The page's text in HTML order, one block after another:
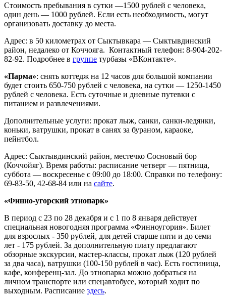
Стоимость пребывания в сутки —1500 рублей с человека,
один день — 1000 рублей. Если есть необходимость, могут
организовать доставку до места.
Адрес: в 50 километрах от Сыктывкара — Сыктывдинский
район, недалеко от Коччояга. Контактный телефон: 8-904-202-
82-92. Подробнее в группе турбазы «ВКонтакте».
«Парма»: снять коттедж на 12 часов для большой компании
будет стоить 650-750 рублей с человека, на сутки — 1250-1450
рублей с человека. Есть суточные и дневные путевки с
питанием и развлечениями.
Дополнительные услуги: прокат лыж, санки, санки-ледянки,
коньки, ватрушки, прокат в санях за бураном, караоке,
пейнтбол.
Адрес: Сыктывдинский район, местечко Сосновый бор
(Коччойяг). Время работы: расписание четверг — пятница,
суббота — воскресенье с 09:00 до 18:00. Справки по телефону:
69-83-50, 42-68-84 или на сайте.
«Финно-угорский этнопарк»
В период с 23 по 28 декабря и с 1 по 8 января действует
специальная новогодняя программа «Финноугория». Билет
для взрослых - 350 рублей, для детей старше пяти и до семи
лет - 175 рублей. За дополнительную плату предлагают
обзорные экскурсии, мастер-классы, прокат лыж (120 рублей
за два часа), ватрушки (100-150 рублей в час). Есть гостиница,
кафе, конференц-зал. До этнопарка можно добраться на
личном транспорте или спецавтобусе, который ходит по
выходным. Расписание здесь.